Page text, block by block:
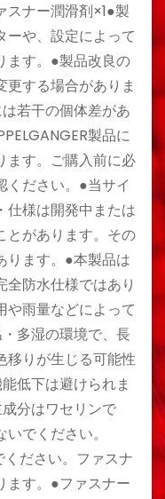
スナー潤滑剤×1●製
ーや、設定によって
ます。●製品改良の
更する場合がありま
若干の個体差があ
製品に
ます。ご購入前に必
ください。●当サイ
仕様は開発中または
とがあります。その
ります。●本製品は
防水仕様ではあり
や雨量などによって
多湿の環境で、長
移りが生じる可能性
低下は避けられま
分はワセリンで
でください。
ださい。ファスナ
ます。●ファスナー